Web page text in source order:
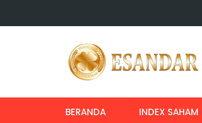
BERANDA INDEX SAHAM